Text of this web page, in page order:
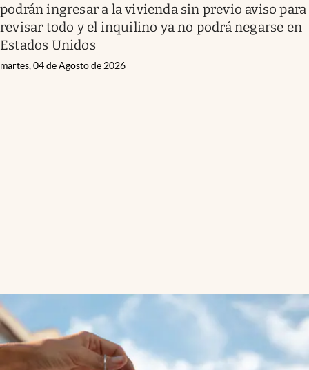
podrán ingresar a la vivienda sin previo aviso para
revisar todo y el inquilino ya no podrá negarse en
Estados Unidos
martes, 04 de Agosto de 2026